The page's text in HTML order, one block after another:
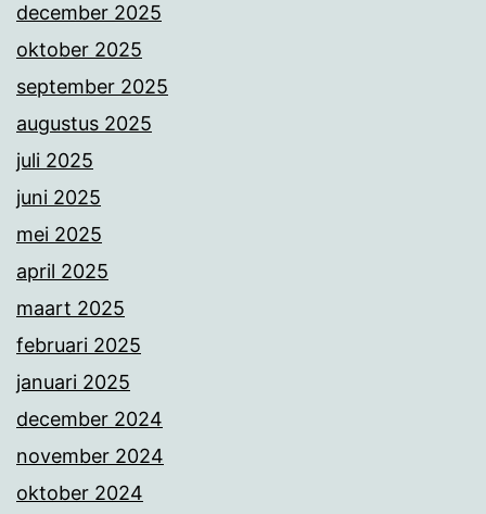
december 2025
oktober 2025
september 2025
augustus 2025
juli 2025
juni 2025
mei 2025
april 2025
maart 2025
februari 2025
januari 2025
december 2024
november 2024
oktober 2024